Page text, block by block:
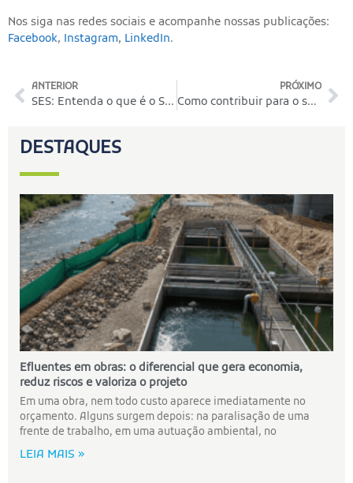
DESTAQUES
Efluentes em obras: o diferencial que gera economia,
reduz riscos e valoriza o projeto
Em uma obra, nem todo custo aparece imediatamente no
orçamento. Alguns surgem depois: na paralisação de uma
frente de trabalho, em uma autuação ambiental, no
LEIA MAIS »
Nos siga nas redes sociais e acompanhe nossas publicações:
Facebook, Instagram, LinkedIn.
ANTERIOR
SES: Entenda o que é o Sistema de Esgotamento Sanitário
PRÓXIMO
Como contribuir para o saneamento ambiental dentro de casa?